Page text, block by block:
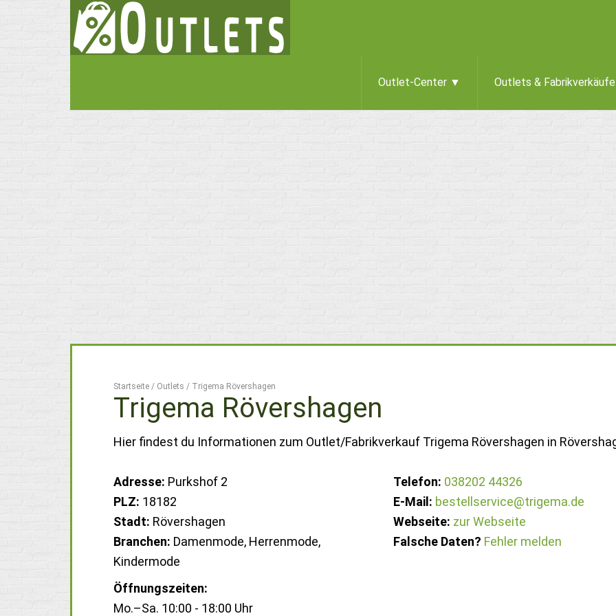
Outlet-Center ▼ Outlets &
Startseite / Outlets / Trigema Rövershagen
Trigema Rövershagen
Hier findest du Informationen zum Outlet/Fabrikverkauf Trigema Rövershagen in
Adresse: Purkshof 2
PLZ: 18182
Stadt: Rövershagen
Branchen: Damenmode, Herrenmode,
Kindermode
Telefon: 038202 44326
E-Mail: bestellservice@trigema.de
Webseite: zur Webseite
Falsche Daten? Fehler melden
Öffnungszeiten:
Mo.–Sa. 10:00 - 18:00 Uhr